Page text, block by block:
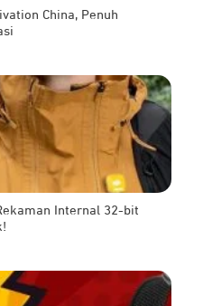
China, Penuh
Internal 32-bit